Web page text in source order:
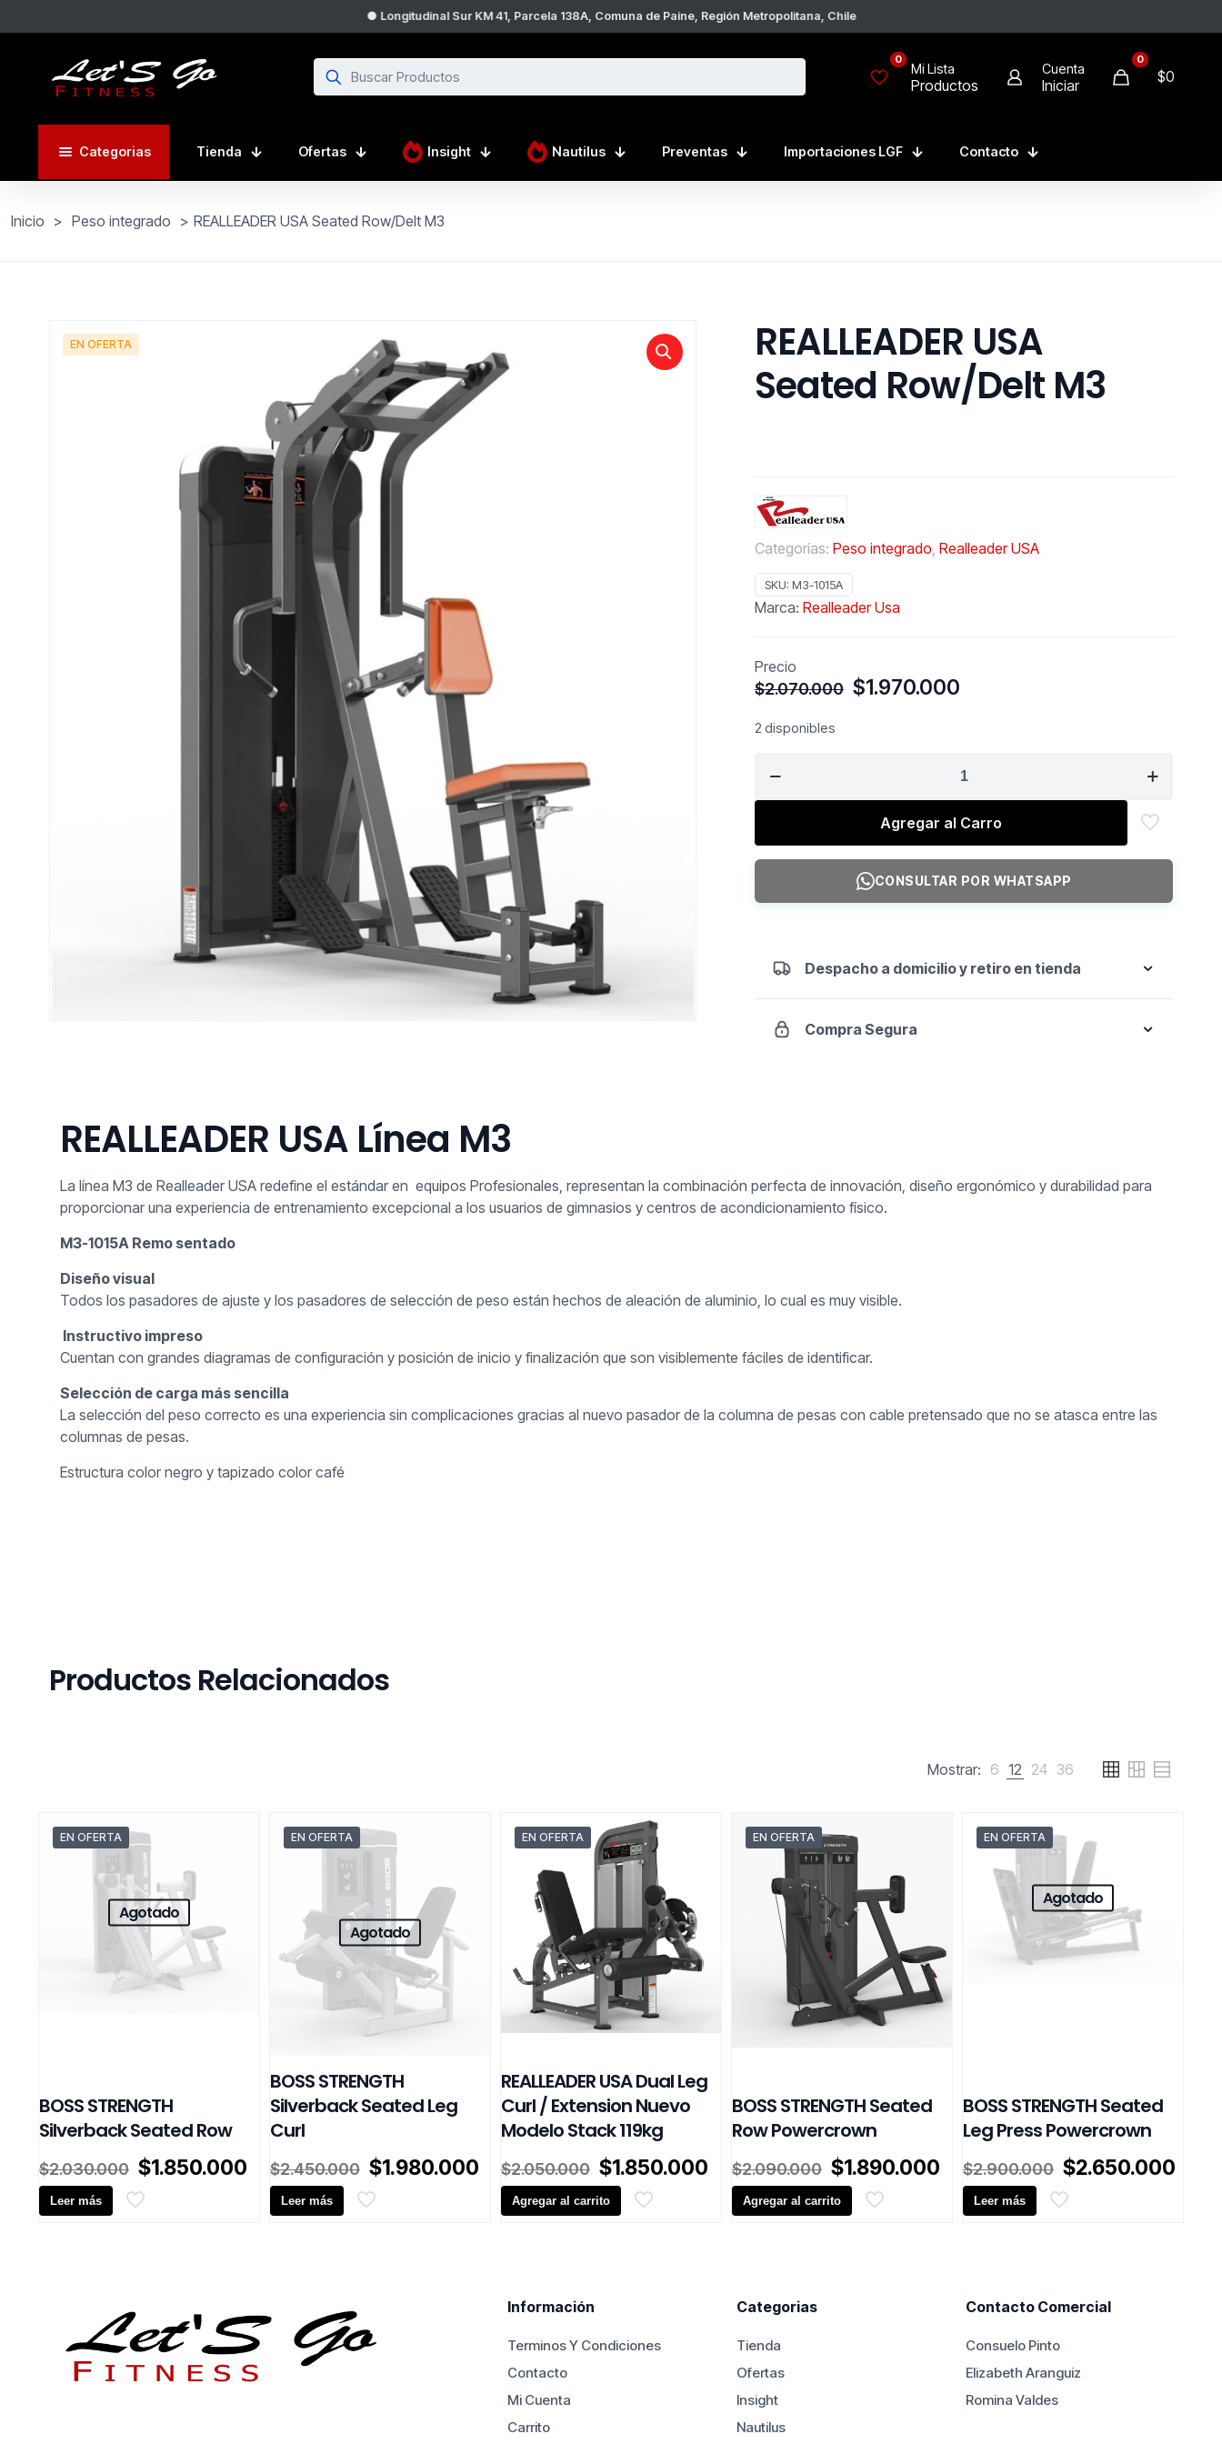
● Longitudinal Sur KM 41, Parcela 138A, Comuna de Paine, Región Metropolitana, Chile
0
Mi Lista
Productos
Cuenta
Iniciar
0
$0
Categorias Tienda Ofertas Insight Nautilus Preventas Importaciones LGF Contacto
Inicio > Peso integrado > REALLEADER USA Seated Row/Delt M3
EN OFERTA
REALLEADER USA
Seated Row/Delt M3
Categorías: Peso integrado Realleader USA
SKU: M3-1015A
Marca: Realleader Usa
Precio
$2.070.000 El
$2.070.000.
$1.970.000
$1.970.000.
2 disponibles
Seated
M3
Agregar al Carro
CONSULTAR POR WHATSAPP
Despacho a domicilio y retiro en tienda
Compra Segura
REALLEADER USA Línea M3
La línea M3 de Realleader USA redefine el estándar en equipos Profesionales, representan la combinación perfecta de innovación, diseño ergonómico y durabilidad para
proporcionar una experiencia de entrenamiento excepcional a los usuarios de gimnasios y centros de acondicionamiento físico.
M3-1015A Remo sentado
Diseño visual
Todos los pasadores de ajuste y los pasadores de selección de peso están hechos de aleación de aluminio, lo cual es muy visible.
Instructivo impreso
Cuentan con grandes diagramas de configuración y posición de inicio y finalización que son visiblemente fáciles de identificar.
Selección de carga más sencilla
La selección del peso correcto es una experiencia sin complicaciones gracias al nuevo pasador de la columna de pesas con cable pretensado que no se atasca entre las
columnas de pesas.
Estructura color negro y tapizado color café
Productos Relacionados
Mostrar: 6 12 24 36
EN OFERTA
Agotado
BOSS STRENGTH
Silverback Seated Row
$2.030.000 El
precio
original
$1.850.000
precio
actual
Leer más
EN OFERTA
Agotado
BOSS STRENGTH
Silverback Seated Leg
Curl
$2.450.000 El
precio
original
$1.980.000
precio
actual
Leer más
EN OFERTA
REALLEADER USA Dual Leg
Curl / Extension Nuevo
Modelo Stack 119kg
$2.050.000 El
precio
original
$1.850.000
precio
actual
Agregar al carrito
EN OFERTA
BOSS STRENGTH Seated
Row Powercrown
$2.090.000 El
precio
original
$1.890.000
precio
actual
Agregar al carrito
EN OFERTA
Agotado
BOSS STRENGTH Seated
Leg Press Powercrown
$2.900.000 El
precio
original
$2.650.000
Leer más
Información
Terminos Y Condiciones
Contacto
Mi Cuenta
Carrito
Categorias
Tienda
Ofertas
Insight
Nautilus
Contacto Comercial
Consuelo Pinto
Elizabeth Aranguiz
Romina Valdes